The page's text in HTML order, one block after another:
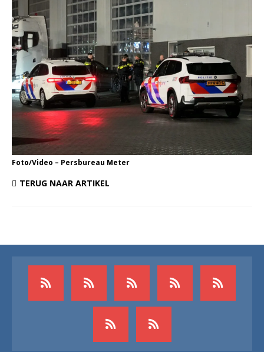
Foto/Video – Persbureau Meter
TERUG NAAR ARTIKEL